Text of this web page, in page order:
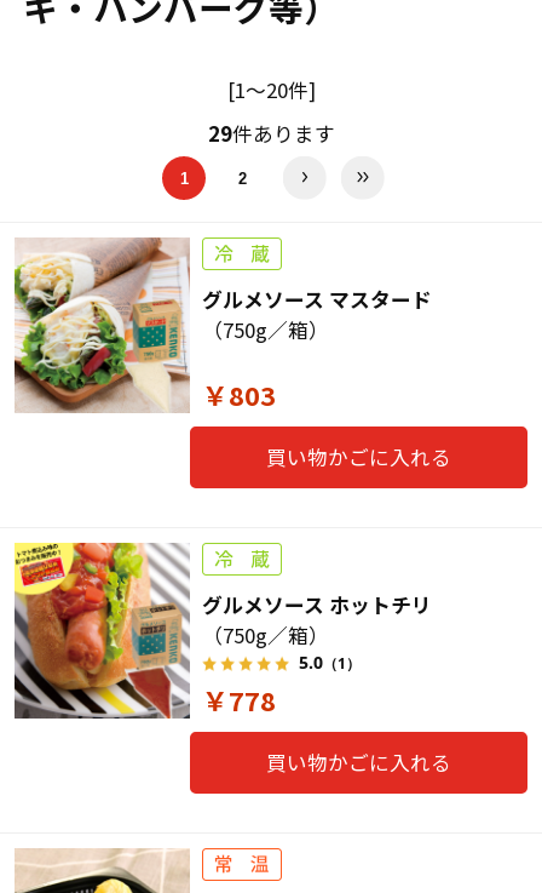
[1～20件]
29件あります
1 2
グルメソース マスタード
（750g／箱）
￥803
買い物かごに入れる
グルメソース ホットチリ
（750g／箱）
5.0（1）
￥778
買い物かごに入れる